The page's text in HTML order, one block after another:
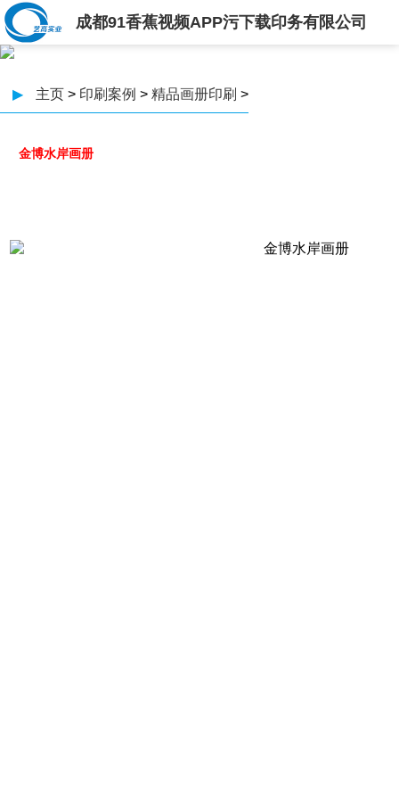
成都91香蕉视频APP污下载印务有限公司
▶ 主页 > 印刷案例 > 精品画册印刷 >
金博水岸画册